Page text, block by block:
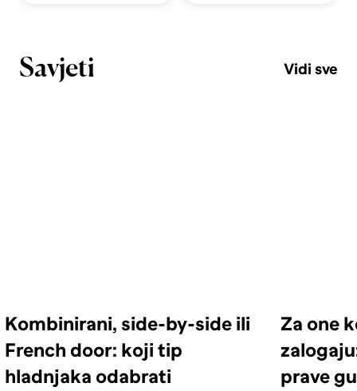
Savjeti Vidi sve
Kombinirani, side-by-side ili
French door: koji tip
hladnjaka odabrati
Za one
prave